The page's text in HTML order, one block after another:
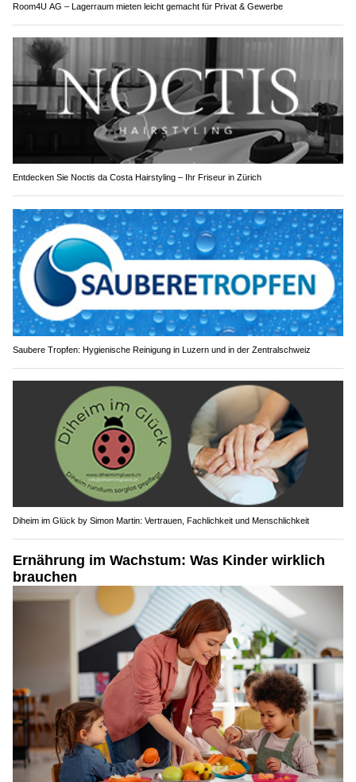
Room4U AG – Lagerraum mieten leicht gemacht für Privat & Gewerbe
Entdecken Sie Noctis da Costa Hairstyling – Ihr Friseur in Zürich
Saubere Tropfen: Hygienische Reinigung in Luzern und in der Zentralschweiz
Diheim im Glück by Simon Martin: Vertrauen, Fachlichkeit und Menschlichkeit
Ernährung im Wachstum: Was Kinder wirklich
brauchen